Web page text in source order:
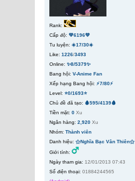
Rank:
Cấp độ: 💚6196💚
Tu luyện: ☀️17/30☀️
Like: 1226/3493
Online: ✨8/5379✨
Bang hội: V-Anime Fan
Xếp hạng Bang hội: ⚡7/80⚡
Level: ⭐0/1693⭐
Chủ đề đã tạo: 🩸595/4139🩸
Tiền mặt: 0 Xu
Ngân hàng: 2,920 Xu
Nhóm: Thành viên
Danh hiệu: ⚝Nghĩa Bạc Vân Thiên⚝
Giới tính:
Ngày tham gia: 12/01/2013 07:43
Số điện thoại: 01884244565